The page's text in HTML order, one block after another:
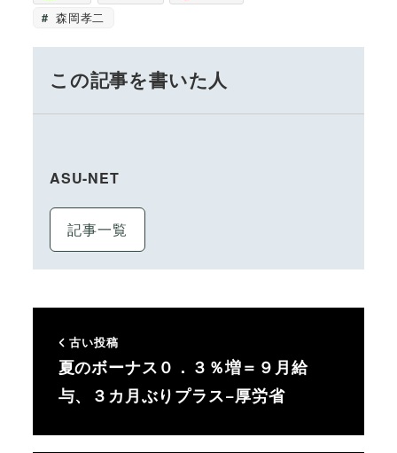
森岡孝二
この記事を書いた人
ASU-NET
記事一覧
古い投稿
夏のボーナス０．３％増＝９月給
与、３カ月ぶりプラス−厚労省